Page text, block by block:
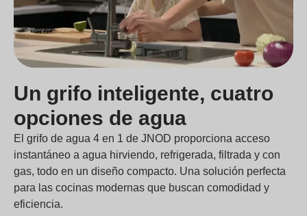
Un grifo inteligente, cuatro
opciones de agua
El grifo de agua 4 en 1 de JNOD proporciona acceso
instantáneo a agua hirviendo, refrigerada, filtrada y con
gas, todo en un diseño compacto. Una solución perfecta
para las cocinas modernas que buscan comodidad y
eficiencia.